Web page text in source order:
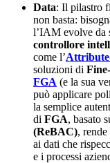
Data: Il pilastro
non basta:
l’IAM evolve da
controllore
come l’
soluzioni di
FGA (e la sua
può applicare
la semplice
di FGA, basato
(ReBAC),
ai dati che
e i processi